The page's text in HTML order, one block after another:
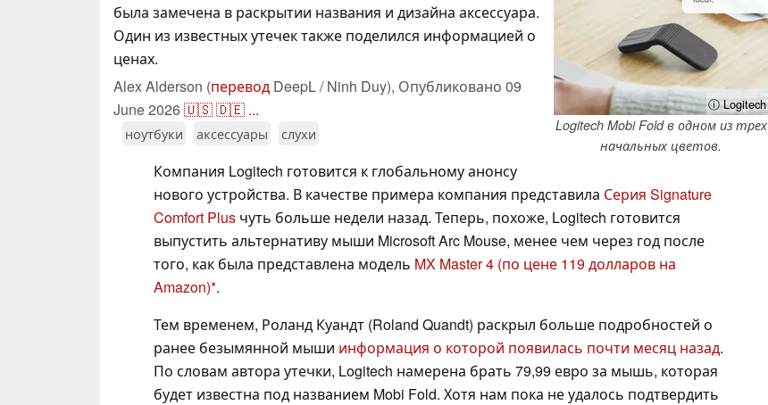
ⓘ Logitech
Logitech Mobi Fold в одном из трех
начальных цветов.
была замечена в раскрытии названия и дизайна аксессуара.
Один из известных утечек также поделился информацией о
ценах.
Alex Alderson (перевод DeepL / Ninh Duy), Опубликовано 09
June 2026🇺🇸🇩🇪 ...
ноутбуки аксессуары слухи
Компания Logitech готовится к глобальному анонсу
нового устройства. В качестве примера компания представила Серия Signature
Comfort Plus чуть больше недели назад. Теперь, похоже, Logitech готовится
выпустить альтернативу мыши Microsoft Arc Mouse, менее чем через год после
того, как была представлена модель MX Master 4 (по цене 119 долларов на
Amazon) .
Тем временем, Роланд Куандт (Roland Quandt) раскрыл больше подробностей о
ранее безымянной мыши информация о которой появилась почти месяц назад.
По словам автора утечки, Logitech намерена брать 79,99 евро за мышь, которая
будет известна под названием Mobi Fold. Хотя нам пока не удалось подтвердить